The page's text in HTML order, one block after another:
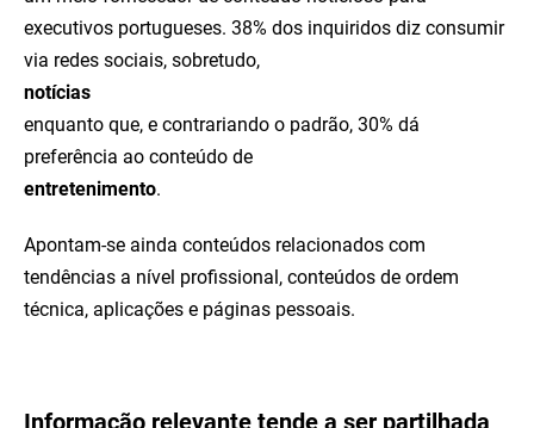
executivos portugueses. 38% dos inquiridos diz consumir
via redes sociais, sobretudo,
notícias
enquanto que, e contrariando o padrão, 30% dá
preferência ao conteúdo de
entretenimento.
Apontam-se ainda conteúdos relacionados com
tendências a nível profissional, conteúdos de ordem
técnica, aplicações e páginas pessoais.
Informação relevante tende a ser partilhada